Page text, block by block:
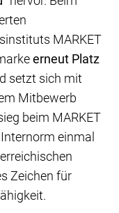
MARKET
erneut Platz
setzt sich mit
Mitbewerb
beim MARKET
einmal
Zeichen für